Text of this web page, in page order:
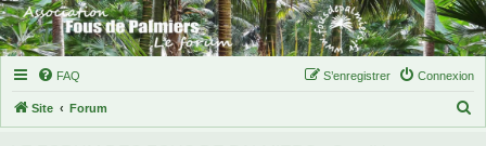
FAQ Connexion
S’enregistrer
Site Forum